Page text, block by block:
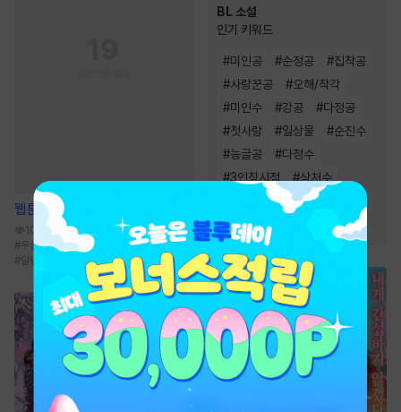
웹툰 일곱 번의 선데이
10.7만
#무심수 # 떡대수 # 학원/캠퍼스 #현대물
#달달물
BL 소설
인기 키워드
#미인공 #순정공 #집착공
#사랑꾼공 #오해/착각
#미인수 #강공 #다정공
#첫사랑 #일상물 #순진수
#능글공 #다정수
#3인칭시점 #상처수
# 능욕공
#달달물